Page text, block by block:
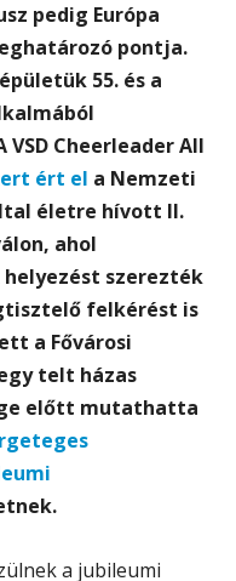
pedig Európa
pontja.
55. és a
VSD Cheerleader All
ért el a Nemzeti
életre hívott II.
ahol
szerezték
felkérést is
a Fővárosi
telt házas
előtt mutathatta
a jubileumi